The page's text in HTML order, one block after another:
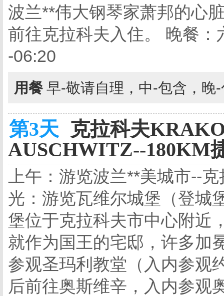
波兰**伟大钢琴家萧邦的心
前往克拉科夫入住。 晚餐
-06:20
用餐 早-敬请自理，中-包含，晚
第3天 克拉科夫
AUSCHWITZ--180KM
上午：游览波兰**美城市--
光：游览瓦维尔城堡（登城
堡位于克拉科夫市中心附近
就作为国王的宅邸，许多加
参观圣玛利教堂（入内参观
后前往奥斯维辛，入内参观